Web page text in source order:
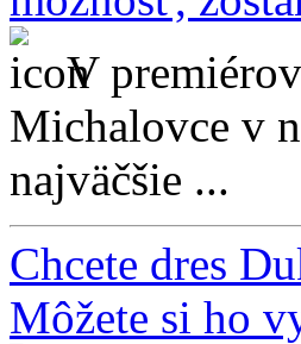
V
Michalovce v
najväčšie ...
Chcete dres
Môžete si ho